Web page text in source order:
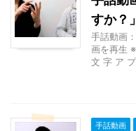
すか？」
手話動画
画を再生
文 字 ア
手話動画